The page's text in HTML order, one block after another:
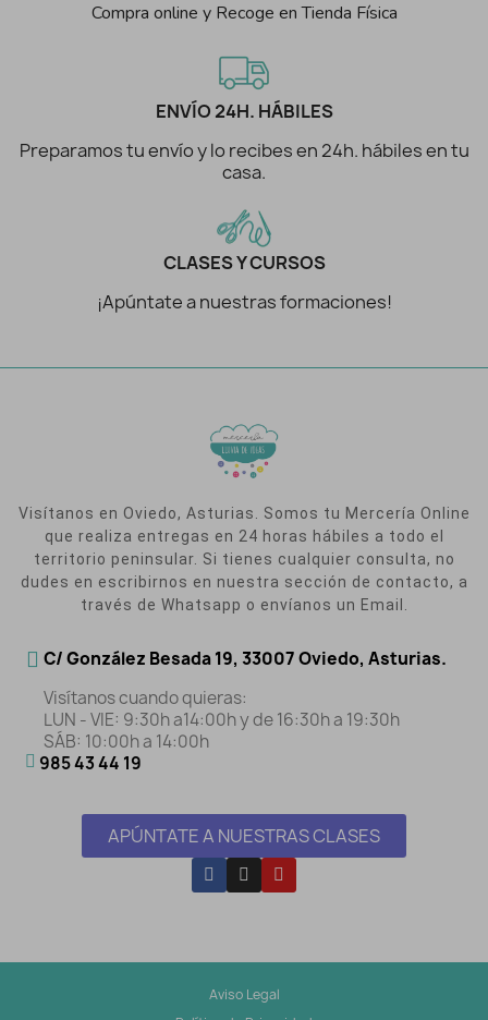
Compra online y Recoge en Tienda Física
ENVÍO 24H. HÁBILES
Preparamos tu envío y lo recibes en 24h. hábiles en tu
casa.
CLASES Y CURSOS
¡Apúntate a nuestras formaciones!
Visítanos en Oviedo, Asturias. Somos tu Mercería Online
que realiza entregas en 24 horas hábiles a todo el
territorio peninsular. Si tienes cualquier consulta, no
dudes en escribirnos en nuestra sección de contacto, a
través de Whatsapp o envíanos un Email.
C/ González Besada 19, 33007 Oviedo, Asturias.
Visítanos cuando quieras:
LUN - VIE: 9:30h a14:00h y de 16:30h a 19:30h
SÁB: 10:00h a 14:00h
985 43 44 19
APÚNTATE A NUESTRAS CLASES
Aviso Legal